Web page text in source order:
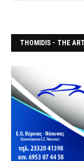
THOMIDIS - THE